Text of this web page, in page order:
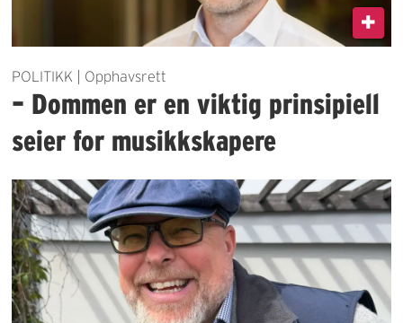
POLITIKK | Opphavsrett
– Dommen er en viktig prinsipiell
seier for musikkskapere